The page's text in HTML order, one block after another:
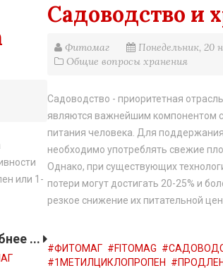
или 1-
...
Садоводство и
Фитомаг
Понедельник, 20
Общие вопросы хранения
Садоводство - приоритетная
являются важнейшим компонентом
питания человека. Для
необходимо употреблять свежие
Однако, при существующих
потери могут достигать 20-25% и
резкое снижение их питательной
ФИТОМАГ FITOMAG
1МЕТИЛЦИКЛОПРОПЕН